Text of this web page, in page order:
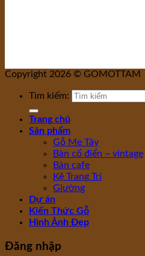
Copyright 2026 © GOMOTTAM
Tìm kiếm:
Trang chủ
Sản phẩm
Gỗ Me Tây
Bàn cổ điển – vintage
Bàn cafe
Kệ Trang Trí
Giường
Dự án
Kiến Thức Gỗ
Hình Ảnh Đẹp
Đăng nhập